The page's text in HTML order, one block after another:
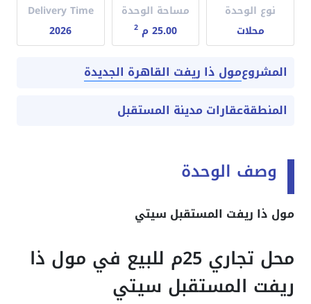
نوع الوحدة
محلات
مساحة الوحدة
25.00 م
2
Delivery Time
2026
المشروعمول ذا ريفت القاهرة الجديدة
المنطقةعقارات مدينة المستقبل
وصف الوحدة
مول ذا ريفت المستقبل سيتي
محل تجاري 25م للبيع في مول ذا
ريفت المستقبل سيتي